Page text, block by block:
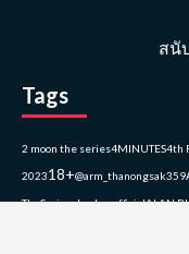
สนั
Tags
2 moon the series4MINUTES4th
202318+@arm_thanongsak359
TheSeriesalan.busofficialALAN